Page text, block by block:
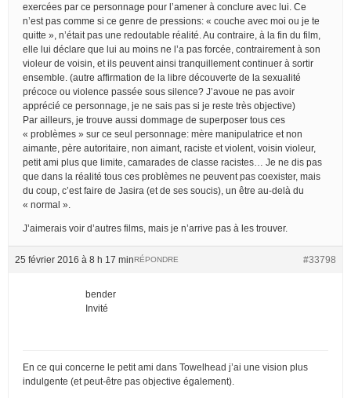
exercées par ce personnage pour l’amener à conclure avec lui. Ce
n’est pas comme si ce genre de pressions: « couche avec moi ou je te
quitte », n’était pas une redoutable réalité. Au contraire, à la fin du film,
elle lui déclare que lui au moins ne l’a pas forcée, contrairement à son
violeur de voisin, et ils peuvent ainsi tranquillement continuer à sortir
ensemble. (autre affirmation de la libre découverte de la sexualité
précoce ou violence passée sous silence? J’avoue ne pas avoir
apprécié ce personnage, je ne sais pas si je reste très objective)
Par ailleurs, je trouve aussi dommage de superposer tous ces
« problèmes » sur ce seul personnage: mère manipulatrice et non
aimante, père autoritaire, non aimant, raciste et violent, voisin violeur,
petit ami plus que limite, camarades de classe racistes… Je ne dis pas
que dans la réalité tous ces problèmes ne peuvent pas coexister, mais
du coup, c’est faire de Jasira (et de ses soucis), un être au-delà du
« normal ».
J’aimerais voir d’autres films, mais je n’arrive pas à les trouver.
25 février 2016 à 8 h 17 min #33798
RÉPONDRE
bender
Invité
En ce qui concerne le petit ami dans Towelhead j’ai une vision plus
indulgente (et peut-être pas objective également).